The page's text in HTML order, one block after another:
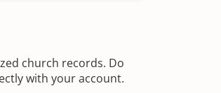
church records. Do
with your account.